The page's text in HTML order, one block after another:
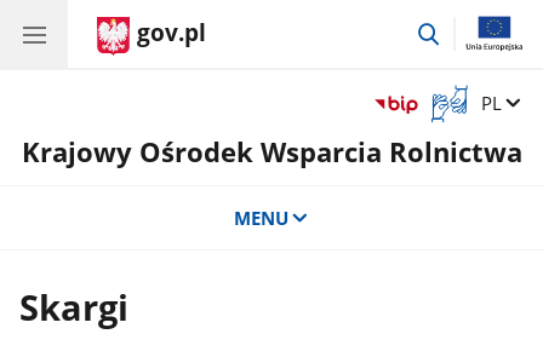
gov.pl
przejdź
Otwórz
okno
z
Zmień
PL
Krajowy Ośrodek Wsparcia Rolnictwa
MENU
Skargi